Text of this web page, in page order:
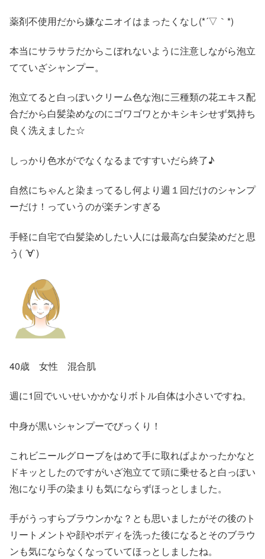
薬剤不使用だから嫌なニオイはまったくなし(*´▽｀*)
本当にサラサラだからこぼれないように注意しながら泡立
てていざシャンプー。
泡立てると白っぽいクリーム色な泡に三種類の花エキス配
合だから白髪染めなのにゴワゴワとかキシキシせず気持ち
良く洗えました☆
しっかり色水がでなくなるまですすいだら終了♪
自然にちゃんと染まってるし何より週１回だけのシャンプ
ーだけ！っていうのが楽チンすぎる
手軽に自宅で白髪染めしたい人には最高な白髪染めだと思
う( ´∀`)
40歳 女性 混合肌
週に1回でいいせいかかなりボトル自体は小さいですね。
中身が黒いシャンプーでびっくり！
これビニールグローブをはめて手に取ればよかったかなと
ドキッとしたのですがいざ泡立てて頭に乗せると白っぽい
泡になり手の染まりも気にならずほっとしました。
手がうっすらブラウンかな？とも思いましたがその後のト
リートメントや顔やボディを洗った後になるとそのブラウ
ンも気にならなくなっていてほっとしましたね。